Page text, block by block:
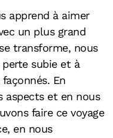
apprend à aimer
un plus grand
transforme, nous
subie et à
En
aspects et en nous
faire ce voyage
en nous